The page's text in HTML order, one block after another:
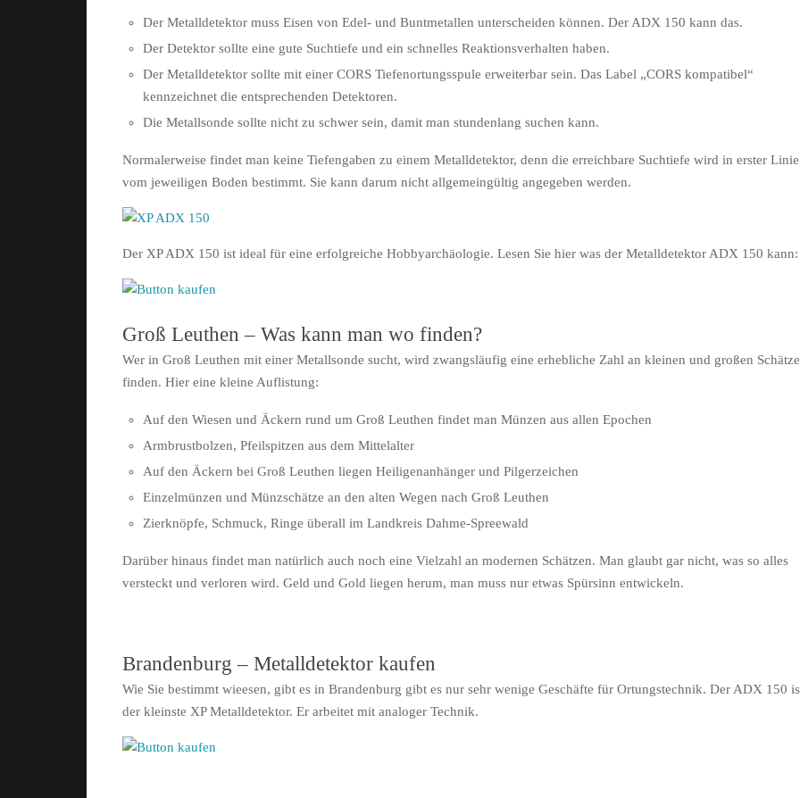
Der Metalldetektor muss Eisen von Edel- und Buntmetallen unterscheiden können. Der ADX 150 kann das.
Der Detektor sollte eine gute Suchtiefe und ein schnelles Reaktionsverhalten haben.
Der Metalldetektor sollte mit einer CORS Tiefenortungsspule erweiterbar sein. Das Label „CORS kompatibel“
kennzeichnet die entsprechenden Detektoren.
Die Metallsonde sollte nicht zu schwer sein, damit man stundenlang suchen kann.
Normalerweise findet man keine Tiefengaben zu einem Metalldetektor, denn die erreichbare Suchtiefe wird in erster Linie
vom jeweiligen Boden bestimmt. Sie kann darum nicht allgemeingültig angegeben werden.
Der XP ADX 150 ist ideal für eine erfolgreiche Hobbyarchäologie. Lesen Sie hier was der Metalldetektor ADX 150 kann:
Groß Leuthen – Was kann man wo finden?
Wer in Groß Leuthen mit einer Metallsonde sucht, wird zwangsläufig eine erhebliche Zahl an kleinen und großen
finden. Hier eine kleine Auflistung:
Auf den Wiesen und Äckern rund um Groß Leuthen findet man Münzen aus allen Epochen
Armbrustbolzen, Pfeilspitzen aus dem Mittelalter
Auf den Äckern bei Groß Leuthen liegen Heiligenanhänger und Pilgerzeichen
Einzelmünzen und Münzschätze an den alten Wegen nach Groß Leuthen
Zierknöpfe, Schmuck, Ringe überall im Landkreis Dahme-Spreewald
Darüber hinaus findet man natürlich auch noch eine Vielzahl an modernen Schätzen. Man glaubt gar nicht, was so alles
versteckt und verloren wird. Geld und Gold liegen herum, man muss nur etwas Spürsinn entwickeln.
Brandenburg – Metalldetektor kaufen
Wie Sie bestimmt wieesen, gibt es in Brandenburg gibt es nur sehr wenige Geschäfte für Ortungstechnik. Der ADX 150
der kleinste XP Metalldetektor. Er arbeitet mit analoger Technik.